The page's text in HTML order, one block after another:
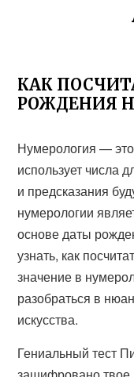
КАК
РОЖДЕНИЯ
Нумерология —
использует числа
и предсказания
нумерологии
основе даты
узнать, как
значение в
разобраться в
искусства.
Гениальный тест